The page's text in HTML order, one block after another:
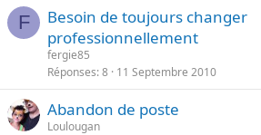
F
Besoin de toujours changer
professionnellement
fergie85
Réponses 8 11 Septembre 2010
Abandon de poste
Loulougan